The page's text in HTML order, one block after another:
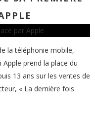
la téléphonie mobile,
prend la place du
13 ans sur les ventes de
« La dernière fois